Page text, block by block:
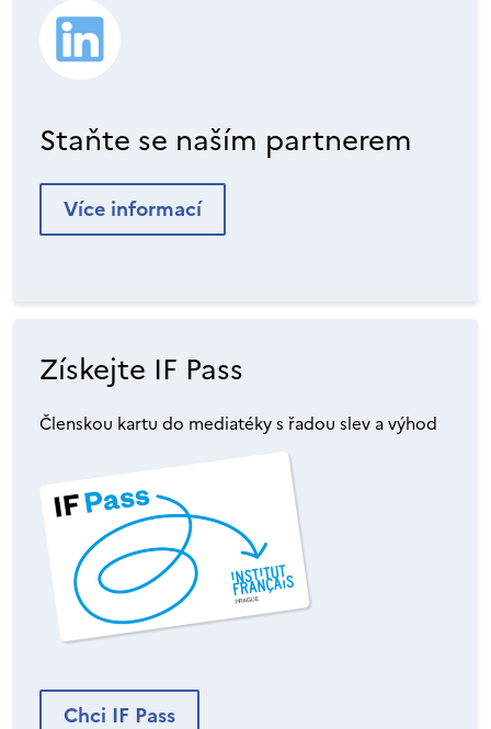
Staňte se naším partnerem
Více informací
Získejte IF Pass
Členskou kartu do mediatéky s řadou slev a výhod
Chci IF Pass